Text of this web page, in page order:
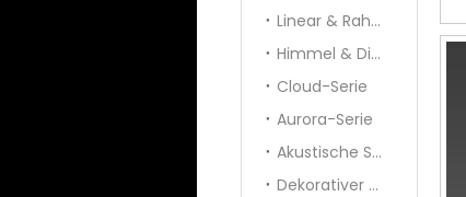
Linear & Rahmen
Himmel & Diamant
Cloud-Serie
Aurora-Serie
Akustische Serie
Dekorativer Anhänger